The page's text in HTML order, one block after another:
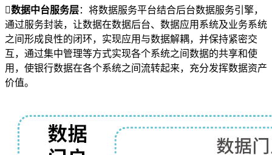
数据中台服务层：将数据服务平台结合后台数据服务引擎，
通过服务封装，让数据在数据后台、数据应用系统及业务系统
之间形成良性的闭环，实现应用与数据解耦，并保持紧密交
互，通过集中管理等方式实现各个系统之间数据的共享和使
用，使银行数据在各个系统之间流转起来，充分发挥数据资产
价值。